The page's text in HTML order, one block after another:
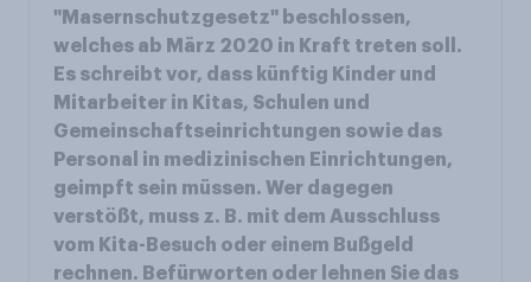
"Masernschutzgesetz" beschlossen,
welches ab März 2020 in Kraft treten soll.
Es schreibt vor, dass künftig Kinder und
Mitarbeiter in Kitas, Schulen und
Gemeinschaftseinrichtungen sowie das
Personal in medizinischen Einrichtungen,
geimpft sein müssen. Wer dagegen
verstößt, muss z. B. mit dem Ausschluss
vom Kita-Besuch oder einem Bußgeld
rechnen. Befürworten oder lehnen Sie das